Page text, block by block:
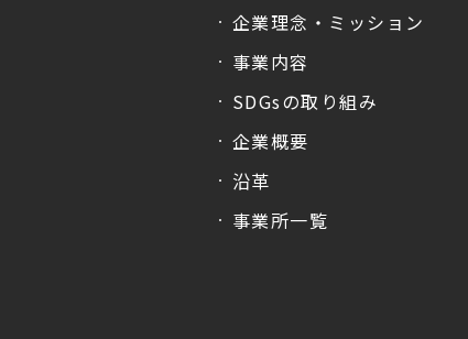
企業理念・ミッション
事業内容
SDGsの取り組み
企業概要
沿革
事業所一覧